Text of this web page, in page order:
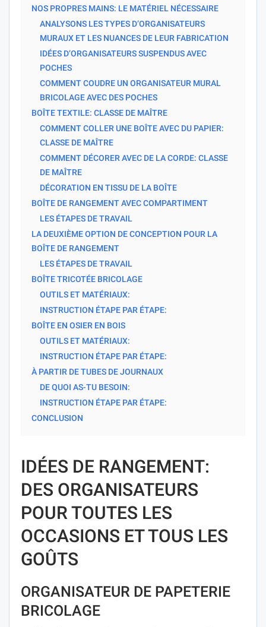
NOS PROPRES MAINS: LE MATÉRIEL NÉCESSAIRE
ANALYSONS LES TYPES D’ORGANISATEURS
MURAUX ET LES NUANCES DE LEUR FABRICATION
IDÉES D’ORGANISATEURS SUSPENDUS AVEC
POCHES
COMMENT COUDRE UN ORGANISATEUR MURAL
BRICOLAGE AVEC DES POCHES
BOÎTE TEXTILE: CLASSE DE MAÎTRE
COMMENT COLLER UNE BOÎTE AVEC DU PAPIER:
CLASSE DE MAÎTRE
COMMENT DÉCORER AVEC DE LA CORDE: CLASSE
DE MAÎTRE
DÉCORATION EN TISSU DE LA BOÎTE
BOÎTE DE RANGEMENT AVEC COMPARTIMENT
LES ÉTAPES DE TRAVAIL
LA DEUXIÈME OPTION DE CONCEPTION POUR LA
BOÎTE DE RANGEMENT
LES ÉTAPES DE TRAVAIL
BOÎTE TRICOTÉE BRICOLAGE
OUTILS ET MATÉRIAUX:
INSTRUCTION ÉTAPE PAR ÉTAPE:
BOÎTE EN OSIER EN BOIS
OUTILS ET MATÉRIAUX:
INSTRUCTION ÉTAPE PAR ÉTAPE:
À PARTIR DE TUBES DE JOURNAUX
DE QUOI AS-TU BESOIN:
INSTRUCTION ÉTAPE PAR ÉTAPE:
CONCLUSION
IDÉES DE RANGEMENT:
DES ORGANISATEURS
POUR TOUTES LES
OCCASIONS ET TOUS LES
GOÛTS
ORGANISATEUR DE PAPETERIE
BRICOLAGE